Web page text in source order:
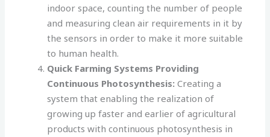
indoor space, counting the number of people
and measuring clean air requirements in it by
the sensors in order to make it more suitable
to human health.
Quick Farming Systems Providing
Continuous Photosynthesis: Creating a
system that enabling the realization of
growing up faster and earlier of agricultural
products with continuous photosynthesis in